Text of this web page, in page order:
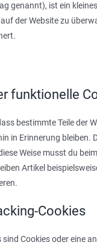
genannt), ist ein
der Website zu
funktionelle
bestimmte Teile
in Erinnerung bleiben.
Weise musst du
Artikel
Cookies
Cookies oder eine